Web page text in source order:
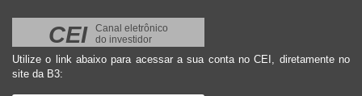
CEI
Canal eletrônico
do investidor
Utilize o link abaixo para acessar a sua conta no CEI, diretamente no
site da B3: